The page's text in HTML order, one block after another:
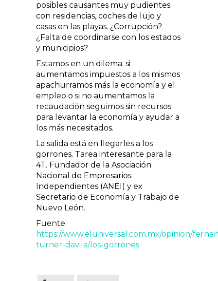
posibles causantes muy pudientes
con residencias, coches de lujo y
casas en las playas. ¿Corrupción?
¿Falta de coordinarse con los estados
y municipios?
Estamos en un dilema: si
aumentamos impuestos a los mismos
apachurramos más la economía y el
empleo o si no aumentamos la
recaudación seguimos sin recursos
para levantar la economía y ayudar a
los más necesitados.
La salida está en llegarles a los
gorrones. Tarea interesante para la
4T. Fundador de la Asociación
Nacional de Empresarios
Independientes (ANEI) y ex
Secretario de Economía y Trabajo de
Nuevo León.
Fuente:
https://www.eluniversal.com.mx/opinion/
turner-davila/los-gorrones